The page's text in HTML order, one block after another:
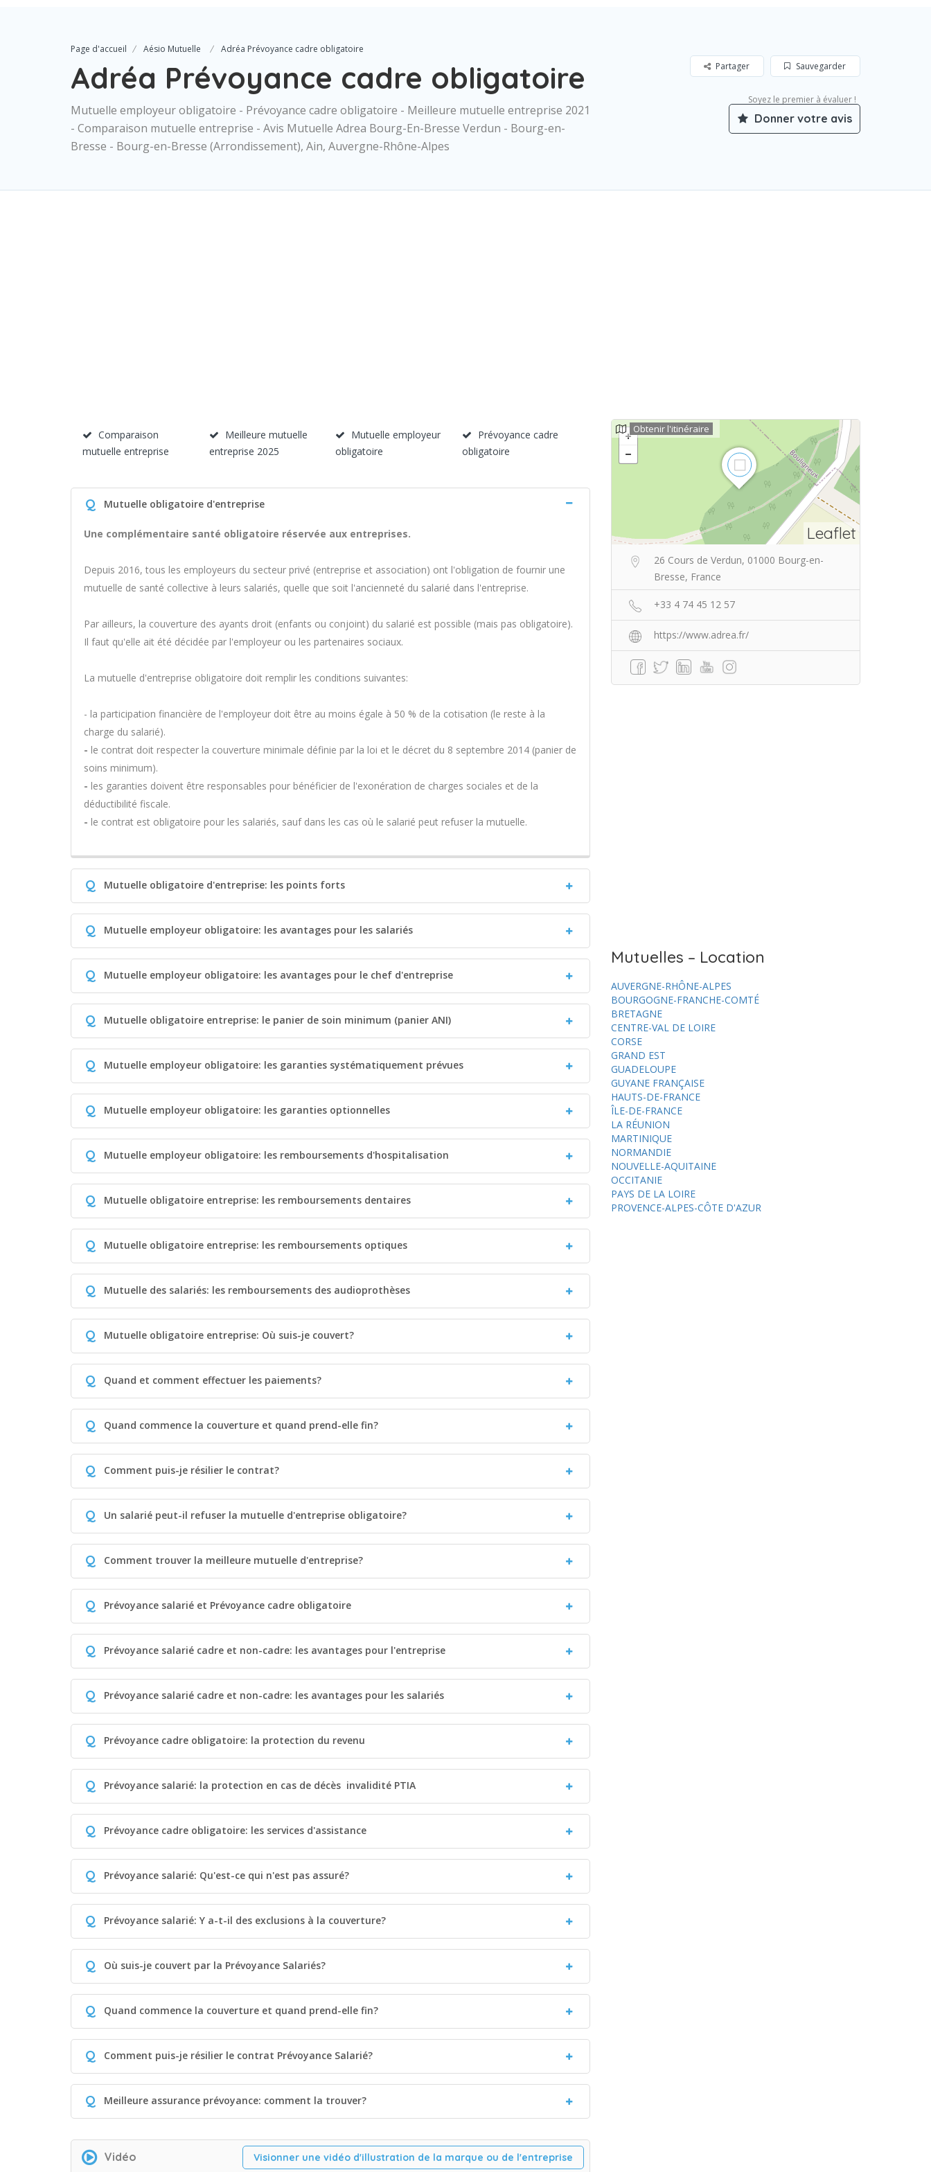
Page d'accueil Aésio Mutuelle Adréa Prévoyance cadre obligatoire
Adréa Prévoyance cadre obligatoire
Mutuelle employeur obligatoire - Prévoyance cadre obligatoire - Meilleure mutuelle entreprise 2021
- Comparaison mutuelle entreprise - Avis Mutuelle Adrea Bourg-En-Bresse Verdun - Bourg-en-
Bresse - Bourg-en-Bresse (Arrondissement), Ain, Auvergne-Rhône-Alpes
Sauvegarder
Partager
Soyez le premier à évaluer !
Donner votre avis
Comparaison
mutuelle entreprise
Meilleure mutuelle
entreprise 2025
Mutuelle employeur
obligatoire
Prévoyance cadre
obligatoire
Q Mutuelle obligatoire d'entreprise
Une complémentaire santé obligatoire réservée aux entreprises.
Depuis 2016, tous les employeurs du secteur privé (entreprise et association) ont l'obligation de fournir une
mutuelle de santé collective à leurs salariés, quelle que soit l'ancienneté du salarié dans l'entreprise.
Par ailleurs, la couverture des ayants droit (enfants ou conjoint) du salarié est possible (mais pas obligatoire).
Il faut qu'elle ait été décidée par l'employeur ou les partenaires sociaux.
La mutuelle d'entreprise obligatoire doit remplir les conditions suivantes:
- la participation financière de l'employeur doit être au moins égale à 50 % de la cotisation (le reste à la
charge du salarié).
- le contrat doit respecter la couverture minimale définie par la loi et le décret du 8 septembre 2014 (panier de
soins minimum).
- les garanties doivent être responsables pour bénéficier de l'exonération de charges sociales et de la
déductibilité fiscale.
- le contrat est obligatoire pour les salariés, sauf dans les cas où le salarié peut refuser la mutuelle.
Q Mutuelle obligatoire d'entreprise: les points forts
Q Mutuelle employeur obligatoire: les avantages pour les salariés
Q Mutuelle employeur obligatoire: les avantages pour le chef d'entreprise
Q Mutuelle obligatoire entreprise: le panier de soin minimum (panier ANI)
Q Mutuelle employeur obligatoire: les garanties systématiquement prévues
Q Mutuelle employeur obligatoire: les garanties optionnelles
Q Mutuelle employeur obligatoire: les remboursements d'hospitalisation
Q Mutuelle obligatoire entreprise: les remboursements dentaires
Q Mutuelle obligatoire entreprise: les remboursements optiques
Q Mutuelle des salariés: les remboursements des audioprothèses
Q Mutuelle obligatoire entreprise: Où suis-je couvert?
Q Quand et comment effectuer les paiements?
Q Quand commence la couverture et quand prend-elle fin?
Q Comment puis-je résilier le contrat?
Q Un salarié peut-il refuser la mutuelle d'entreprise obligatoire?
Q Comment trouver la meilleure mutuelle d'entreprise?
Q Prévoyance salarié et Prévoyance cadre obligatoire
Q Prévoyance salarié cadre et non-cadre: les avantages pour l'entreprise
Q Prévoyance salarié cadre et non-cadre: les avantages pour les salariés
Q Prévoyance cadre obligatoire: la protection du revenu
Q Prévoyance salarié: la protection en cas de décès  invalidité PTIA
Q Prévoyance cadre obligatoire: les services d'assistance
Q Prévoyance salarié: Qu'est-ce qui n'est pas assuré?
Q Prévoyance salarié: Y a-t-il des exclusions à la couverture?
Q Où suis-je couvert par la Prévoyance Salariés?
Q Quand commence la couverture et quand prend-elle fin?
Q Comment puis-je résilier le contrat Prévoyance Salarié?
Q Meilleure assurance prévoyance: comment la trouver?
Vidéo Visionner une vidéo d'illustration de la marque ou de l'entreprise
Leaflet
Obtenir l'itinéraire
26 Cours de Verdun, 01000 Bourg-en-
Bresse, France
+33 4 74 45 12 57
https://www.adrea.fr/
Mutuelles – Location
AUVERGNE-RHÔNE-ALPES
BOURGOGNE-FRANCHE-COMTÉ
BRETAGNE
CENTRE-VAL DE LOIRE
CORSE
GRAND EST
GUADELOUPE
GUYANE FRANÇAISE
HAUTS-DE-FRANCE
ÎLE-DE-FRANCE
LA RÉUNION
MARTINIQUE
NORMANDIE
NOUVELLE-AQUITAINE
OCCITANIE
PAYS DE LA LOIRE
PROVENCE-ALPES-CÔTE D'AZUR